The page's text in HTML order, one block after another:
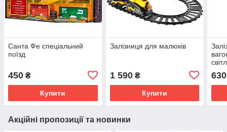
Санта Фе спеціальний
поїзд
450 ₴
Купити
Залізниця для малюків
1 590₴
Купити
630
Акційні пропозиції та новинки